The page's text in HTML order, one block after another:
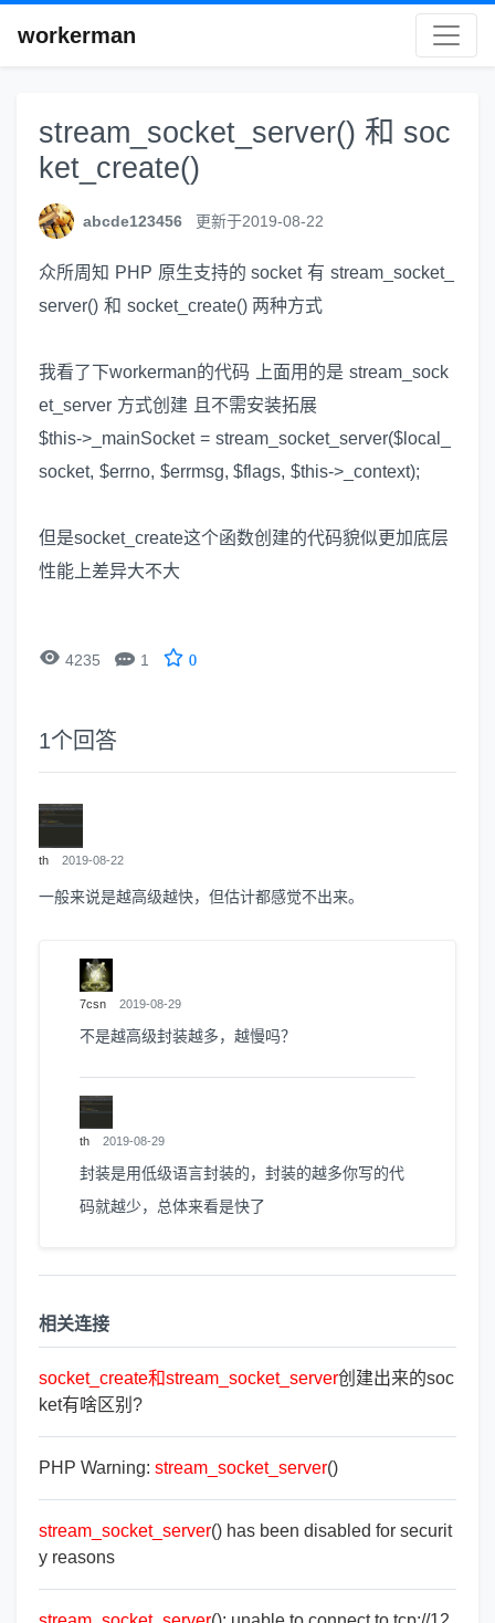
workerman
stream_socket_server() 和 soc
ket_create()
abcde123456 更新于2019-08-22
众所周知 PHP 原生支持的 socket 有 stream_socket_
server() 和 socket_create() 两种方式
我看了下workerman的代码 上面用的是 stream_sock
et_server 方式创建 且不需安装拓展
$this->_mainSocket = stream_socket_server($local_
socket, $errno, $errmsg, $flags, $this->_context);
但是socket_create这个函数创建的代码貌似更加底层
性能上差异大不大
 4235  1 0
1个回答
th 2019-08-22
一般来说是越高级越快，但估计都感觉不出来。
7csn 2019-08-29
不是越高级封装越多，越慢吗？
th 2019-08-29
封装是用低级语言封装的，封装的越多你写的代
码就越少，总体来看是快了
相关连接
socket_create和stream_socket_server创建出来的soc
ket有啥区别?
PHP Warning: stream_socket_server()
stream_socket_server() has been disabled for securit
y reasons